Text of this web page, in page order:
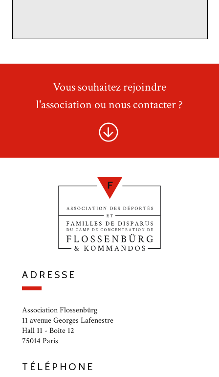
Vous souhaitez rejoindre
l'association ou nous contacter ?
ADRESSE
Association Flossenbürg
11 avenue Georges Lafenestre
Hall 11 - Boîte 12
75014 Paris
TÉLÉPHONE